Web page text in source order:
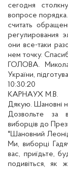
сегодня
вопросе
считать
регулирования
они все-таки
нем точку.
ГОЛОВА. Микола
України,
10:30:20
КАРНАУХ М.В.
Дякую. Шановні
Дозвольте за
виборців до
"Шановний
Ми, виборці
вас, приїдьте,
подивіться, як